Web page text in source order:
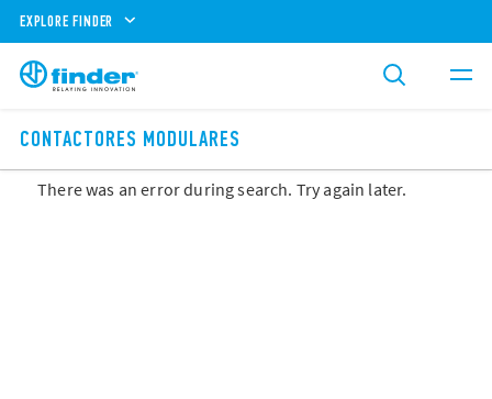
EXPLORE FINDER
CONTACTORES MODULARES
There was an error during search. Try again later.